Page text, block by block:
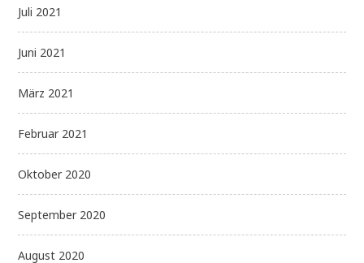
Juli 2021
Juni 2021
März 2021
Februar 2021
Oktober 2020
September 2020
August 2020